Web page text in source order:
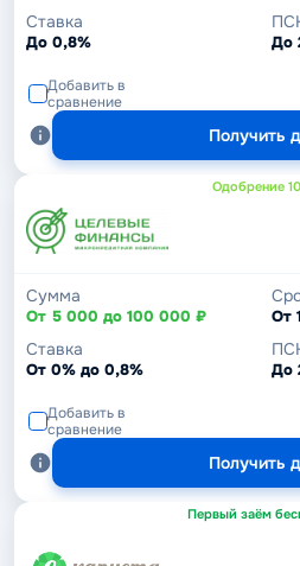
Ставка
До 0,8% До
Добавить в
сравнение
Получить
Одобрение
Сумма
От 5 000 до 100 000 ₽ От
Ставка
От 0% до 0,8% До
Добавить в
сравнение
Получить
Первый заём